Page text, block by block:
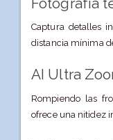
Captura detalles
distancia mínima
AI Ultra
Rompiendo las
ofrece una nitidez